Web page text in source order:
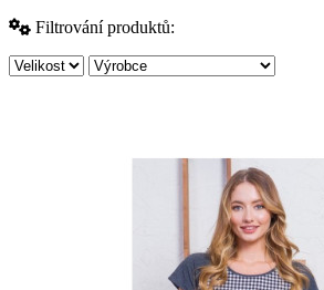
Filtrování produktů: